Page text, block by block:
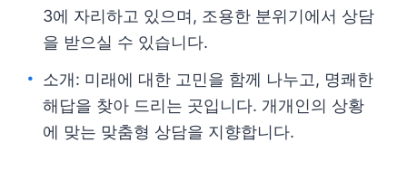
3에 자리하고 있으며, 조용한 분위기에서 상담
을 받으실 수 있습니다.
소개: 미래에 대한 고민을 함께 나누고, 명쾌한
해답을 찾아 드리는 곳입니다. 개개인의 상황
에 맞는 맞춤형 상담을 지향합니다.